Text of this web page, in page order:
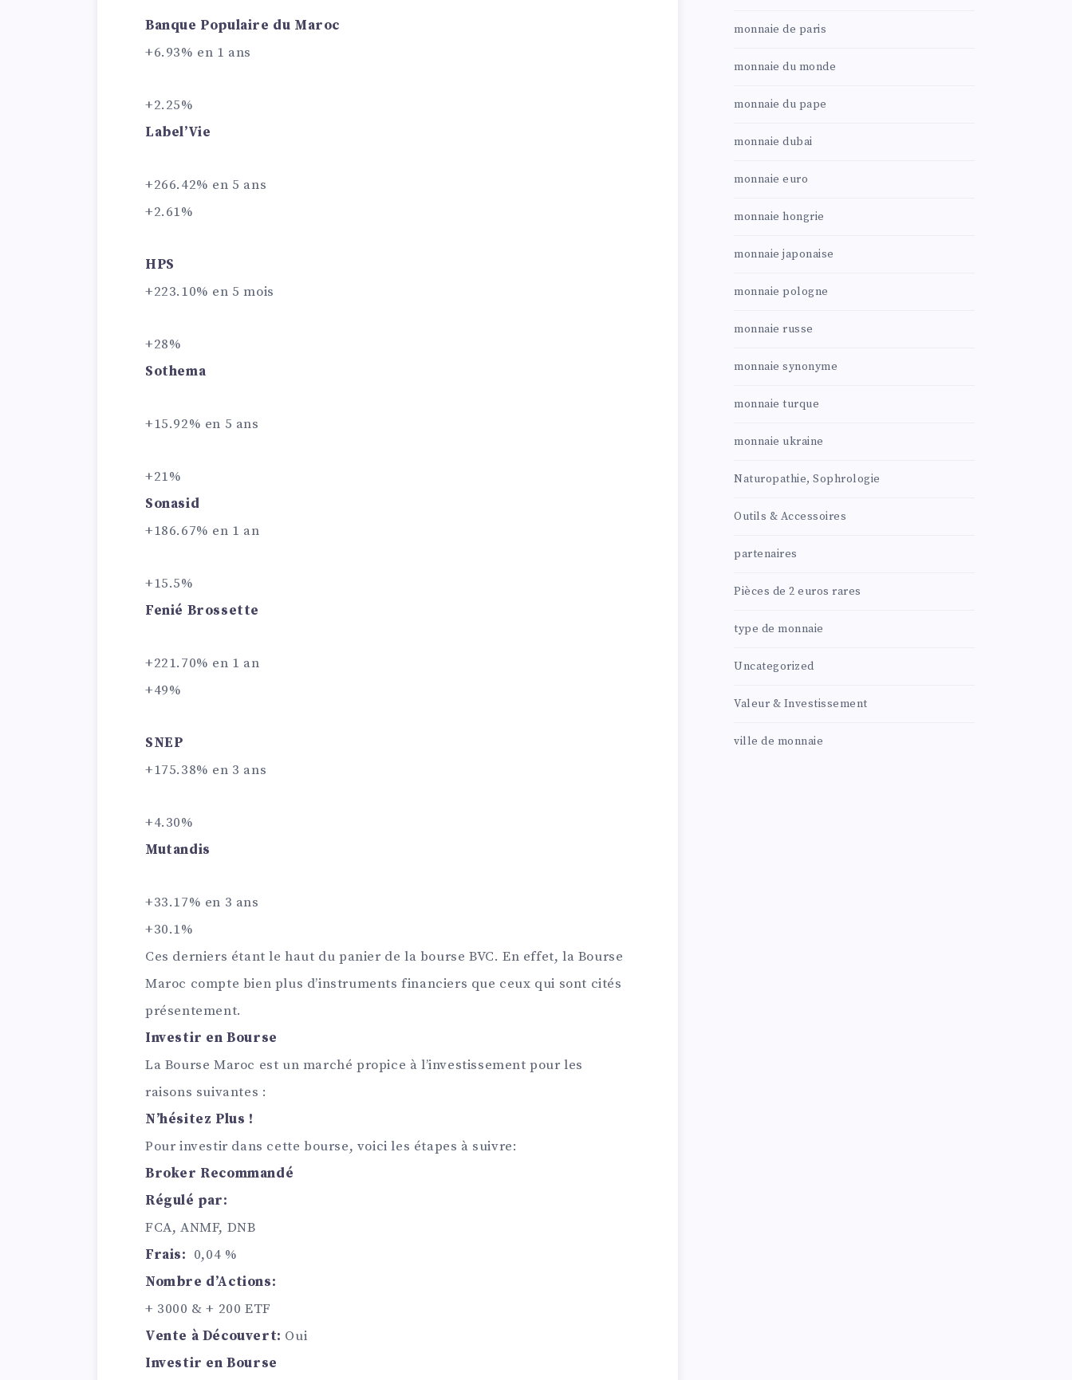
Banque Populaire du Maroc
+6.93% en 1 ans
+2.25%
Label’Vie
+266.42% en 5 ans
+2.61%
HPS
+223.10% en 5 mois
+28%
Sothema
+15.92% en 5 ans
+21%
Sonasid
+186.67% en 1 an
+15.5%
Fenié Brossette
+221.70% en 1 an
+49%
SNEP
+175.38% en 3 ans
+4.30%
Mutandis
+33.17% en 3 ans
+30.1%
Ces derniers étant le haut du panier de la bourse BVC. En effet, la Bourse
Maroc compte bien plus d’instruments financiers que ceux qui sont cités
présentement.
Investir en Bourse
La Bourse Maroc est un marché propice à l’investissement pour les
raisons suivantes :
N’hésitez Plus !
Pour investir dans cette bourse, voici les étapes à suivre:
Broker Recommandé
Régulé par:
FCA, ANMF, DNB
Frais: 0,04 %
Nombre d’Actions:
+ 3000 & + 200 ETF
Vente à Découvert: Oui
Investir en Bourse
monnaie de paris
monnaie du monde
monnaie du pape
monnaie dubai
monnaie euro
monnaie hongrie
monnaie japonaise
monnaie pologne
monnaie russe
monnaie synonyme
monnaie turque
monnaie ukraine
Naturopathie, Sophrologie
Outils & Accessoires
partenaires
Pièces de 2 euros rares
type de monnaie
Uncategorized
Valeur & Investissement
ville de monnaie